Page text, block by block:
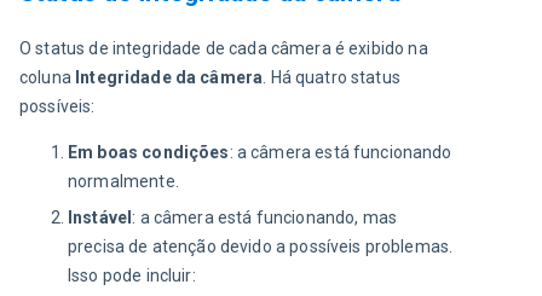
O status de integridade de cada câmera é exibido na
coluna Integridade da câmera . Há quatro status
possíveis:
Em boas condições: a câmera está funcionando
normalmente.
Instável : a câmera está funcionando, mas
precisa de atenção devido a possíveis problemas.
Isso pode incluir: